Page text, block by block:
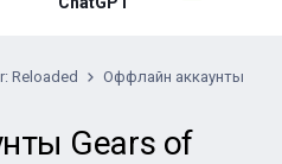
Reloaded Оффлайн аккаунты
Gears of